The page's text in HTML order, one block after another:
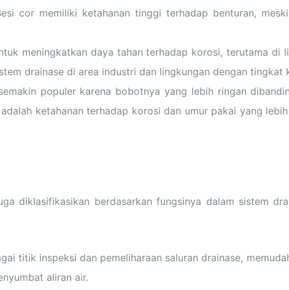
cor memiliki ketahanan tinggi terhadap benturan,
meningkatkan daya tahan terhadap korosi, terutama di
drainase di area industri dan lingkungan dengan tingkat
populer karena bobotnya yang lebih ringan
ketahanan terhadap korosi dan umur pakai yang
diklasifikasikan berdasarkan fungsinya dalam sistem
titik inspeksi dan pemeliharaan saluran drainase,
aliran air.